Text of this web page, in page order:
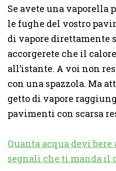
Se avete una vaporella
le fughe del vostro
di vapore direttamente
accorgerete che il
all’istante. A voi non
con una spazzola. Ma
getto di vapore
pavimenti con scarsa
Quanta acqua devi
segnali che ti manda il